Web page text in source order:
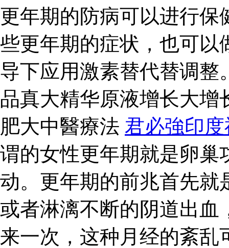
更年期的防病可以进行保
些更年期的症状，也可以
导下应用激素替代替调整
品真大精华原液增长大
肥大中醫療法 君必強印
谓的女性更年期就是卵巢
动。更年期的前兆首先就
或者淋漓不断的阴道出血
来一次，这种月经的紊乱